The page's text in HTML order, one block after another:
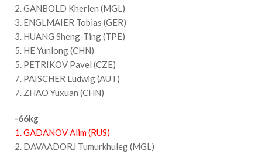
2. GANBOLD Kherlen (MGL)
3. ENGLMAIER Tobias (GER)
3. HUANG Sheng-Ting (TPE)
5. HE Yunlong (CHN)
5. PETRIKOV Pavel (CZE)
7. PAISCHER Ludwig (AUT)
7. ZHAO Yuxuan (CHN)
-66kg
1. GADANOV Alim (RUS)
2. DAVAADORJ Tumurkhuleg (MGL)